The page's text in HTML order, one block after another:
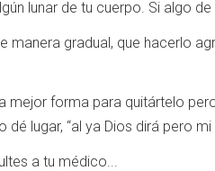
lunar de tu cuerpo. Si algo
manera gradual, que hacerlo
mejor forma para quitártelo
lugar, “al ya Dios dirá pero
a tu médico...